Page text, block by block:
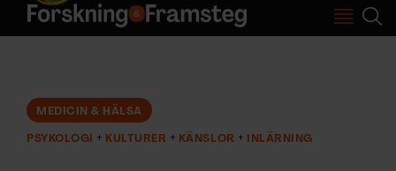
f
t
Prenumerera
MEDICIN & HÄLSA
PSYKOLOGI KULTURER KÄNSLOR INLÄRNING